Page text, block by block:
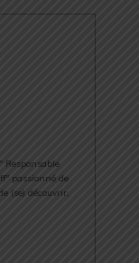
Responsable
passionné de
(se) découvrir,